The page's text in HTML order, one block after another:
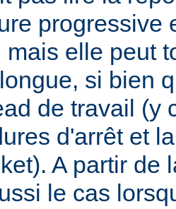
progressive
mais elle peut
si bien
de travail (y
d'arrêt et
A partir de
le cas